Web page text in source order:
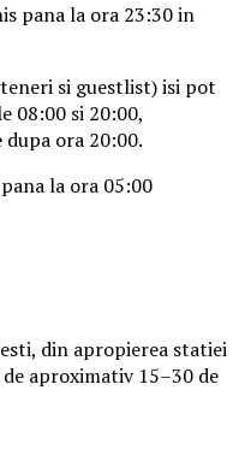
pana la ora 23:30 in
si guestlist) isi pot
08:00 si 20:00,
ora 20:00.
la ora 05:00
din apropierea statiei
aproximativ 15–30 de